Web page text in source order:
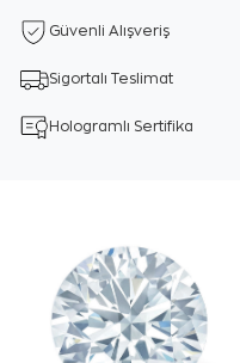
Güvenli Alışveriş
Sigortalı Teslimat
Hologramlı Sertifika